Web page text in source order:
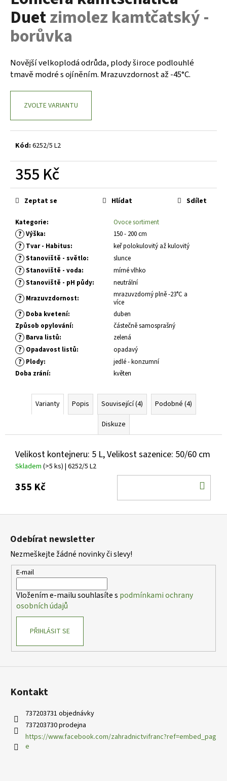
0,0
z
5
hvězdiček.
Duetzimolez kamtčatský -
borůvka
Novější velkoplodá odrůda, plody široce podlouhlé
tmavě modré s ojíněním. Mrazuvzdornost až -45°C.
ZVOLTE VARIANTU
Kód: 6252/5 L2
355 Kč
Měrná
cena:
Kategorie: Ovoce sortiment
? Výška: 150 - 200 cm
? Tvar - Habitus: keř polokulovitý až kulovitý
? Stanoviště - světlo: slunce
? Stanoviště - voda: mírné vlhko
? Stanoviště - pH půdy: neutrální
? Mrazuvzdornost:
mrazuvzdorný plně -23°C a
více
? Doba kvetení:
duben
Způsob opylování: částečně samosprašný
? Barva listů: zelená
? Opadavost listů: opadavý
? Plody:
jedlé - konzumní
Doba zrání: květen
Zeptat se Hlídat Sdílet
Varianty Popis Související (4)
Podobné (4)
Diskuze
Velikost kontejneru: 5 L, Velikost sazenice: 50/60 cm
Skladem (>5 ks) | 6252/5 L2
355 Kč
a
j
í
?
HLEDAT
D
p
o
u
e
m
e
PHLOX
SUBULATA
SCARLET
FLAME
PLAMENKA
KOBERCOVÁ
75
Z
Odebírat newsletter
Nezmeškejte žádné novinky či slevy!
E-mail
Vložením e-mailu souhlasíte s podmínkami ochrany
osobních údajů
PŘIHLÁSIT SE
Kontakt
737203731 objednávky
737203730 prodejna
https://www.facebook.com/zahradnictvifranc?ref=embed_pag
e